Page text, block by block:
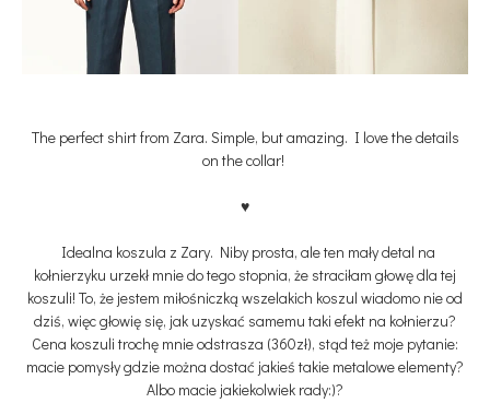
The perfect shirt from Zara. Simple, but amazing. I love the details
on the collar!
♥
Idealna koszula z Zary. Niby prosta, ale ten mały detal na
kołnierzyku urzekł mnie do tego stopnia, że straciłam głowę dla tej
koszuli! To, że jestem miłośniczką wszelakich koszul wiadomo nie od
dziś, więc głowię się, jak uzyskać samemu taki efekt na kołnierzu?
Cena koszuli trochę mnie odstrasza (360zł), stąd też moje pytanie:
macie pomysły gdzie można dostać jakieś takie metalowe elementy?
Albo macie jakiekolwiek rady:)?